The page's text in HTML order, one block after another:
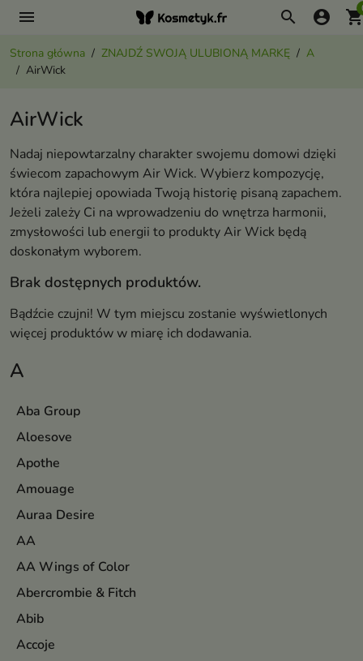
menu search account_circle
Strona główna ZNAJDŹ SWOJĄ ULUBIONĄ MARKĘ
A
AirWick
A
Aba Group
Aloesove
Apothe
Amouage
Auraa Desire
AA
AA Wings of Color
Abercrombie & Fitch
Abib
Accoje
AirWick
Nadaj niepowtarzalny charakter swojemu domowi dzięki
świecom zapachowym Air Wick. Wybierz kompozycję,
która najlepiej opowiada Twoją historię pisaną zapachem.
Jeżeli zależy Ci na wprowadzeniu do wnętrza harmonii,
zmysłowości lub energii to produkty Air Wick będą
doskonałym wyborem.
Brak dostępnych produktów.
Bądźcie czujni! W tym miejscu zostanie wyświetlonych
więcej produktów w miarę ich dodawania.